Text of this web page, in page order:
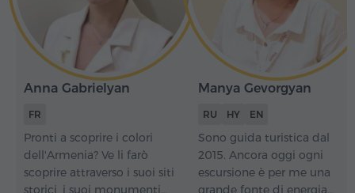
Anna Gabrielyan
FR
Pronti a scoprire i colori
dell'Armenia? Ve li farò
scoprire attraverso i suoi siti
storici, i suoi monumenti
Manya Gevorgyan
RU HY EN
Sono guida turistica dal
2015. Ancora oggi ogni
escursione è per me una
grande fonte di energia